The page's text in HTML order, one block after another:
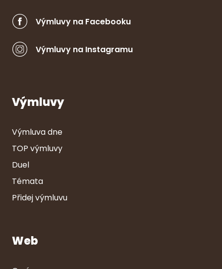
Výmluvy na Facebooku
Výmluvy na Instagramu
Výmluvy
Výmluva dne
TOP výmluvy
Duel
Témata
Přidej výmluvu
Web